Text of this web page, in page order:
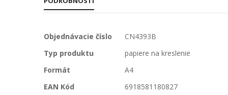
Viac
informácií
Objednávacie číslo
CN4393B
Typ produktu
papiere na kreslenie
Formát
A4
EAN Kód
6918581180827